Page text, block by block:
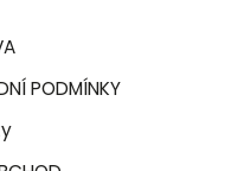
PODMÍNKY